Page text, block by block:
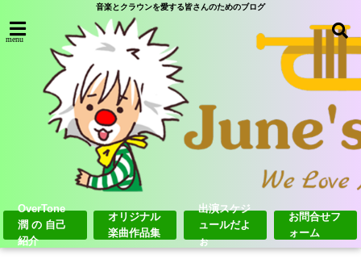
音楽とクラウンを愛する皆さんのためのブログ
menu
OverTone
潤 の 自己
紹介
オリジナル
楽曲作品集
出演スケジ
ュールだよ
ぉ
お問合せフ
ォーム